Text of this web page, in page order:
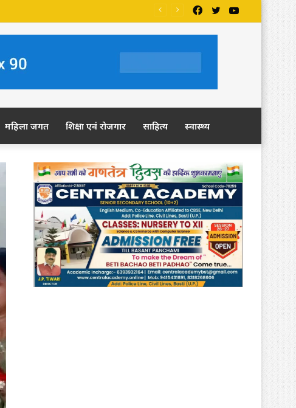
YouTube
Twitter
Facebook
महिला जगत शिक्षा एवं रोजगार साहित्य स्वास्थ्य